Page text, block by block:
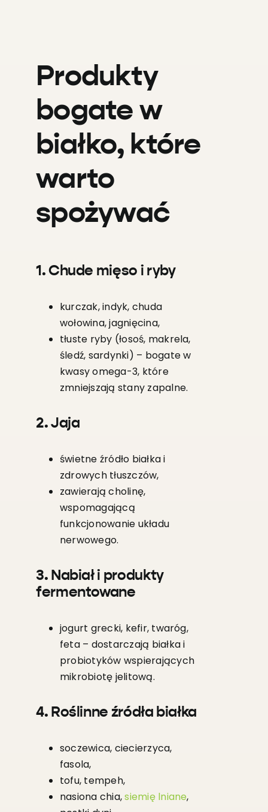
Produkty
bogate w
białko, które
warto
spożywać
1. Chude mięso i ryby
kurczak, indyk, chuda
wołowina, jagnięcina,
tłuste ryby (łosoś, makrela,
śledź, sardynki) – bogate w
kwasy omega-3, które
zmniejszają stany zapalne.
2. Jaja
świetne źródło białka i
zdrowych tłuszczów,
zawierają cholinę,
wspomagającą
funkcjonowanie układu
nerwowego.
3. Nabiał i produkty
fermentowane
jogurt grecki, kefir, twaróg,
feta – dostarczają białka i
probiotyków wspierających
mikrobiotę jelitową.
4. Roślinne źródła białka
soczewica, ciecierzyca,
fasola,
tofu, tempeh,
nasiona chia,siemię lniane,